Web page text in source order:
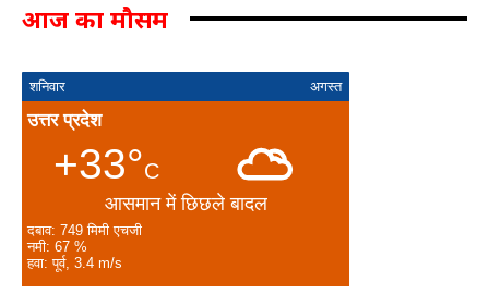
आज का मौसम
शनिवार अगस्त
उत्तर प्रदेश
+33°C
आसमान में छिछले बादल
दबाव: 749 मिमी एचजी
नमी: 67 %
हवा: पूर्व, 3.4 m/s